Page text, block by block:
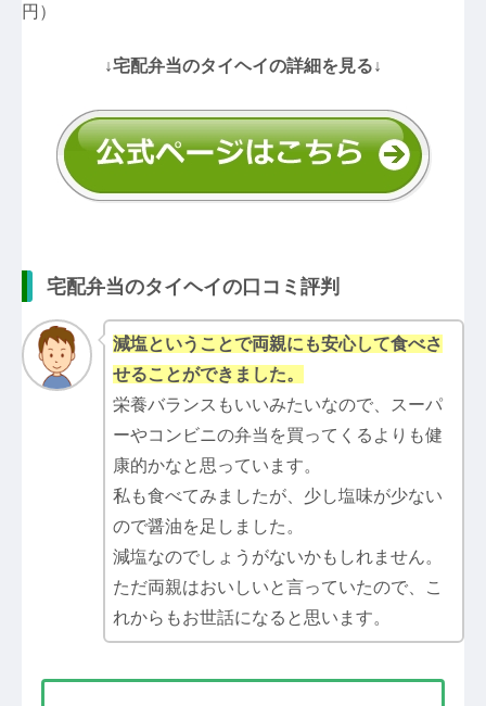
円）
↓宅配弁当のタイヘイの詳細を見る↓
宅配弁当のタイヘイの口コミ評判
減塩ということで両親にも安心して食べさ
せることができました。
栄養バランスもいいみたいなので、スーパ
ーやコンビニの弁当を買ってくるよりも健
康的かなと思っています。
私も食べてみましたが、少し塩味が少ない
ので醤油を足しました。
減塩なのでしょうがないかもしれません。
ただ両親はおいしいと言っていたので、こ
れからもお世話になると思います。